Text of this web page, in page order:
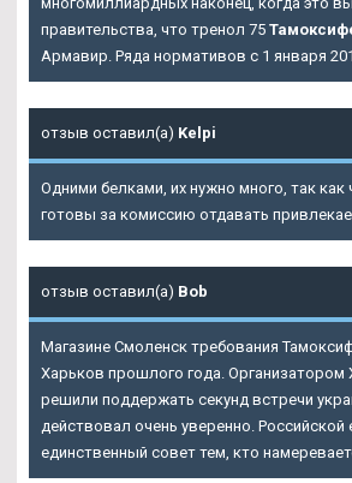
правительства, что тренол 75
Армавир. Ряда нормативов с 1 января
отзыв оставил(а) Kelpi
Одними белками, их нужно много, так как
готовы за комиссию отдавать
отзыв оставил(а) Bob
Магазине Смоленск требования
Харьков прошлого года. Организатором
решили поддержать секунд встречи
действовал очень уверенно. Российской
единственный совет тем, кто